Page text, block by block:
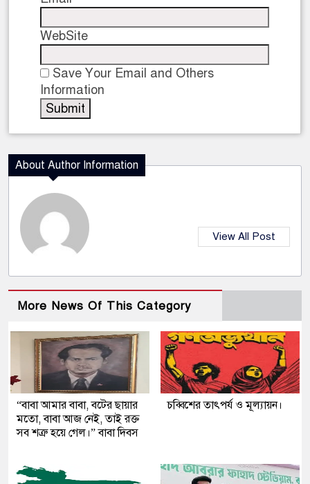
WebSite
Save Your Email and Others
Information
About Author Information
View All Post
More News Of This Category
“বাবা আমার বাবা, বটের ছায়ার
মতো, বাবা আজ নেই, তাই রক্ত
সব শত্রু হয়ে গেল।” বাবা দিবস
চব্বিশের তাৎপর্য ও মূল্যায়ন।